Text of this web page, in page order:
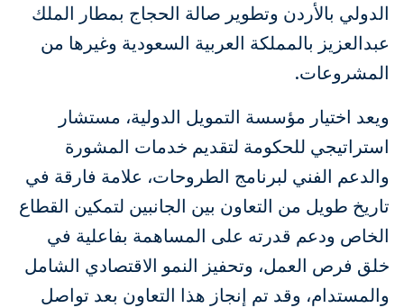
الدولي بالأردن وتطوير صالة الحجاج بمطار الملك
عبدالعزيز بالمملكة العربية السعودية وغيرها من
المشروعات.
ويعد اختيار مؤسسة التمويل الدولية، مستشار
استراتيجي للحكومة لتقديم خدمات المشورة
والدعم الفني لبرنامج الطروحات، علامة فارقة في
تاريخ طويل من التعاون بين الجانبين لتمكين القطاع
الخاص ودعم قدرته على المساهمة بفاعلية في
خلق فرص العمل، وتحفيز النمو الاقتصادي الشامل
والمستدام، وقد تم إنجاز هذا التعاون بعد تواصل